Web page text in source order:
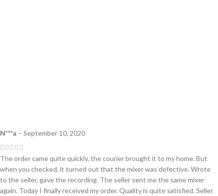
N***a – September 10, 2020
The order came quite quickly, the courier brought it to my home. But
when you checked, it turned out that the mixer was defective. Wrote
to the seller, gave the recording. The seller sent me the same mixer
again. Today I finally received my order. Quality is quite satisfied. Seller